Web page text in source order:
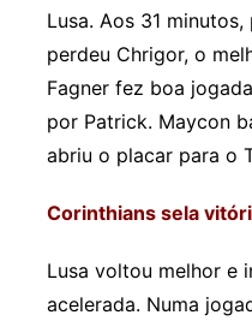
Lusa. Aos 31
perdeu Chrigor, o
Fagner fez boa
por Patrick. Maycon
abriu o placar para o
Corinthians sela
Lusa voltou melhor e
acelerada. Numa